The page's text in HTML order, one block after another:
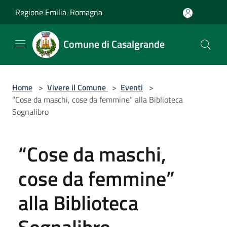
Regione Emilia-Romagna
Comune di Casalgrande
Home > Vivere il Comune > Eventi >
“Cose da maschi, cose da femmine” alla Biblioteca
Sognalibro
“Cose da maschi,
cose da femmine”
alla Biblioteca